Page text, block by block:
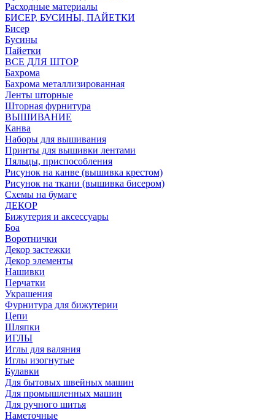
Расходные материалы
БИСЕР, БУСИНЫ, ПАЙЕТКИ
Бисер
Бусины
Пайетки
ВСЕ ДЛЯ ШТОР
Бахрома
Бахрома металлизированная
Ленты шторные
Шторная фурнитура
ВЫШИВАНИЕ
Канва
Наборы для вышивания
Принты для вышивки лентами
Пяльцы, приспособления
Рисунок на канве (вышивка крестом)
Рисунок на ткани (вышивка бисером)
Схемы на бумаге
ДЕКОР
Бижутерия и аксессуары
Боа
Воротнички
Декор застежки
Декор элементы
Нашивки
Перчатки
Украшения
Фурнитура для бижутерии
Цепи
Шляпки
ИГЛЫ
Иглы для валяния
Иглы изогнутые
Булавки
Для бытовых швейных машин
Для промышленных машин
Для ручного шитья
Наметочные